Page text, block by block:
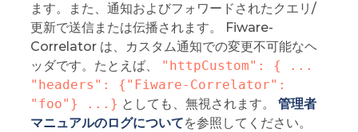
ます。また、通知およびフォワードされたクエリ/
更新で送信または伝播されます。 Fiware-
Correlator は、カスタム通知での変更不可能なヘ
ッダです。たとえば、
"httpCustom": { ...
"headers": {"Fiware-Correlator":
"foo"} ...} としても、無視されます。 管理者
マニュアルのログについてを参照してください。